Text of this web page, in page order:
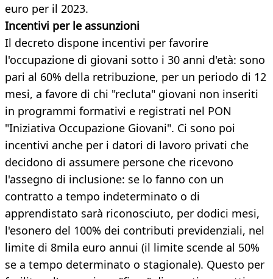
euro per il 2023.
Incentivi per le assunzioni
Il decreto dispone incentivi per favorire
l'occupazione di giovani sotto i 30 anni d'età: sono
pari al 60% della retribuzione, per un periodo di 12
mesi, a favore di chi "recluta" giovani non inseriti
in programmi formativi e registrati nel PON
"Iniziativa Occupazione Giovani". Ci sono poi
incentivi anche per i datori di lavoro privati che
decidono di assumere persone che ricevono
l'assegno di inclusione: se lo fanno con un
contratto a tempo indeterminato o di
apprendistato sarà riconosciuto, per dodici mesi,
l'esonero del 100% dei contributi previdenziali, nel
limite di 8mila euro annui (il limite scende al 50%
se a tempo determinato o stagionale). Questo per